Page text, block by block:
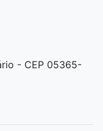
- CEP 05365-